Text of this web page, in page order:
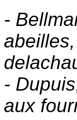
-
-
aux